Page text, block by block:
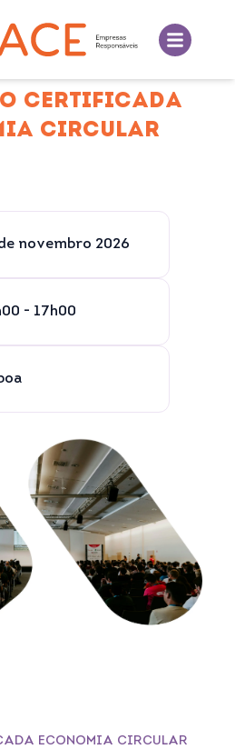
CERTIFICADA
CIRCULAR
novembro 2026
- 17h00
ECONOMIA CIRCULAR